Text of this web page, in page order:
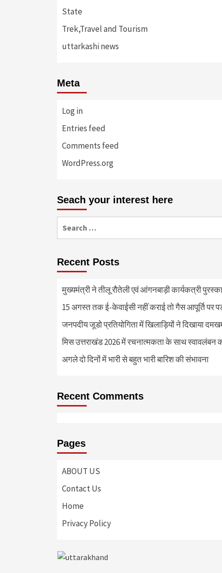
State
Trek,Travel and Tourism
uttarkashi news
Meta
Log in
Entries feed
Comments feed
WordPress.org
Seach your interest here
for:
Recent Posts
मुख्यमंत्री ने तीलू रौतेली एवं आंगनबाड़ी कार्यकत्री
15 अगस्त तक ई-केवाईसी नहीं कराई तो गैस आपूर्ति पर
जनपदीय जूडो प्रतियोगिता में खिलाड़ियों ने दिखाया
मिस उत्तराखंड 2026 में रचनात्मकता के साथ स्वावलंबन
अगले दो दिनों में भारी से बहुत भारी बारिश की संभावना
Recent Comments
Pages
ABOUT US
Contact Us
Home
Privacy Policy